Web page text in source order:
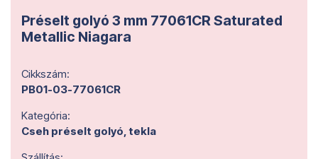
Préselt golyó 3 mm 77061CR Saturated
Metallic Niagara
Cikkszám:
PB01-03-77061CR
Kategória:
Cseh préselt golyó, tekla